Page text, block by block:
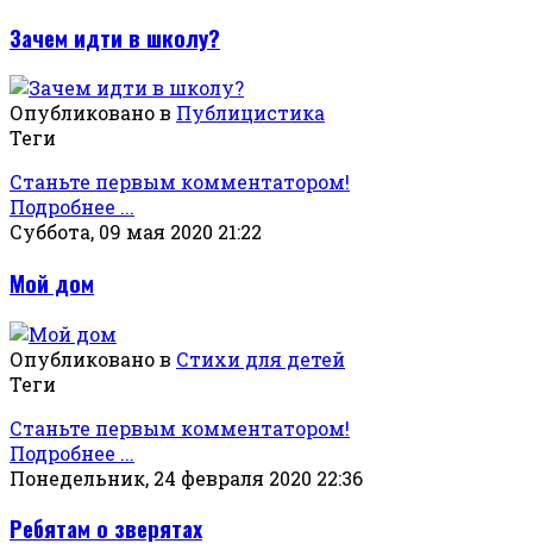
Зачем идти в школу?
Опубликовано в Публицистика
Теги
Станьте первым комментатором!
Подробнее ...
Суббота, 09 мая 2020 21:22
Мой дом
Опубликовано в Стихи для детей
Теги
Станьте первым комментатором!
Подробнее ...
Понедельник, 24 февраля 2020 22:36
Ребятам о зверятах